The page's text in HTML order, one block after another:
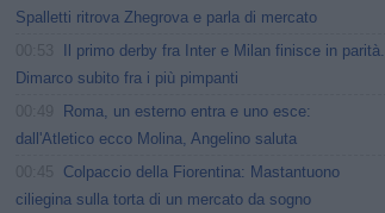
Spalletti ritrova Zhegrova e parla di mercato
Il primo derby fra Inter e Milan finisce in parità.
Dimarco subito fra i più pimpanti
Roma, un esterno entra e uno esce:
dall'Atletico ecco Molina, Angelino saluta
Colpaccio della Fiorentina: Mastantuono
ciliegina sulla torta di un mercato da sogno